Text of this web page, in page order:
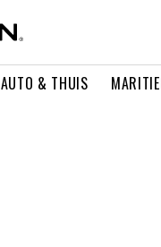
AUTO & THUIS